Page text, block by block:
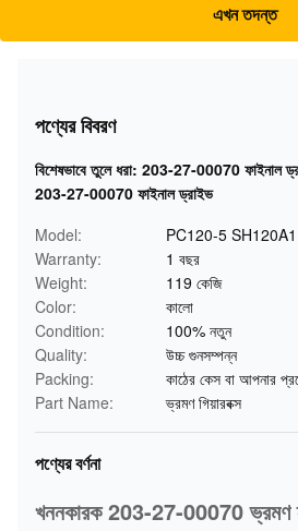
এখন তদন্ত
পণ্যের বিবরণ
বিশেষভাবে তুলে ধরা: 203-27-00070 ফাইনাল
203-27-00070 ফাইনাল ড্রাইভ
Model:
PC120-5
Warranty:
1 বছর
Weight:
119 কেজি
Color:
কালো
Condition:
100% নতুন
Quality:
উচ্চ গুনসম্পন্ন
Packing:
কাঠের কেস বা আপনার
Part Name:
ভ্রমণ গিয়ারবক্স
পণ্যের বর্ণনা
খননকারক 203-27-00070 ভ্রমণ